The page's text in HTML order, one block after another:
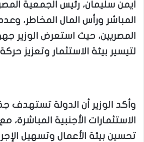
أيمن سليمان، رئيس الجمعية
المباشر ورأس المال المخاطر،
المصريين، حيث استعرض الوزير
لتيسير بيئة الاستثمار وتعزيز
وأكد الوزير أن الدولة تستهدف
الاستثمارات الأجنبية المباشرة،
تحسين بيئة الأعمال وتسهيل